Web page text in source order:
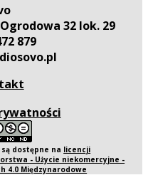
32 lok. 29
879
dostępne na licencji
- Użycie niekomercyjne -
4.0 Międzynarodowe